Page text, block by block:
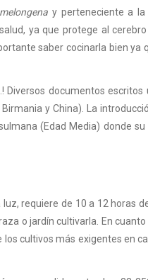
y perteneciente a
ya que protege al
saber cocinarla bien ya
Diversos documentos
y China). La
(Edad Media) donde
requiere de 10 a 12 horas
o jardín cultivarla. En
cultivos más exigentes en